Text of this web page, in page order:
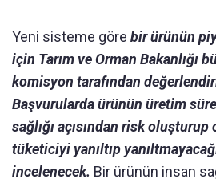
Yeni sisteme göre bir ürünün
için Tarım ve Orman Bakanlığı
komisyon tarafından
Başvurularda ürünün üretim
sağlığı açısından risk oluşturup
tüketiciyi yanıltıp
incelenecek. Bir ürünün insan